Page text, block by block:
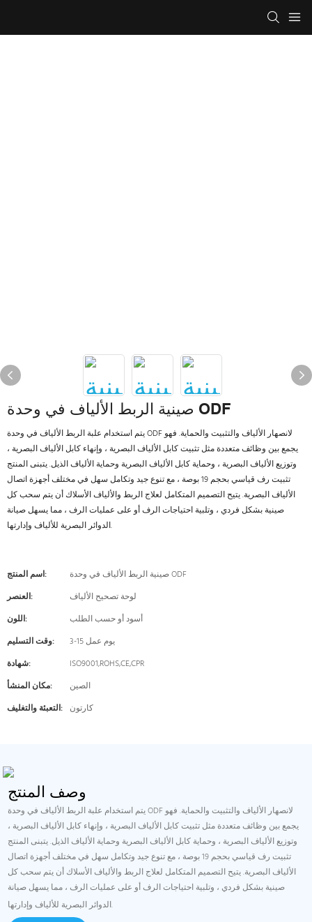
صينية الربط الألياف في وحدة ODF
يتم استخدام علبة الربط الألياف في وحدة ODF لانصهار الألياف والتثبيت والحماية. فهو
يجمع بين وظائف متعددة مثل تثبيت كابل الألياف البصرية ، وإنهاء كابل الألياف البصرية ،
وتوزيع الألياف البصرية ، وحماية كابل الألياف البصرية وحماية الألياف الذيل. يتبنى المنتج
تثبيت رف قياسي بحجم 19 بوصة ، مع تنوع جيد وتكامل سهل في مختلف أجهزة اتصال
الألياف البصرية. يتيح التصميم المتكامل لعلاج الربط والألياف الأسلاك أن يتم سحب كل
صينية بشكل فردي ، وتلبية احتياجات الرف أو على عمليات الرف ، مما يسهل صيانة
الدوائر البصرية للألياف وإدارتها.
اسم المنتج:
صينية الربط الألياف في وحدة ODF
العنصر:
لوحة تصحيح الألياف
اللون:
أسود أو حسب الطلب
وقت التسليم:
3-15 يوم عمل
شهادة:
ISO9001,ROHS,CE,CPR
مكان المنشأ:
الصين
التعبئة والتغليف: كارتون
وصف المنتج
يتم استخدام علبة الربط الألياف في وحدة ODF لانصهار الألياف والتثبيت والحماية. فهو
يجمع بين وظائف متعددة مثل تثبيت كابل الألياف البصرية ، وإنهاء كابل الألياف البصرية ،
وتوزيع الألياف البصرية ، وحماية كابل الألياف البصرية وحماية الألياف الذيل. يتبنى المنتج
تثبيت رف قياسي بحجم 19 بوصة ، مع تنوع جيد وتكامل سهل في مختلف أجهزة اتصال
الألياف البصرية. يتيح التصميم المتكامل لعلاج الربط والألياف الأسلاك أن يتم سحب كل
صينية بشكل فردي ، وتلبية احتياجات الرف أو على عمليات الرف ، مما يسهل صيانة
الدوائر البصرية للألياف وإدارتها.